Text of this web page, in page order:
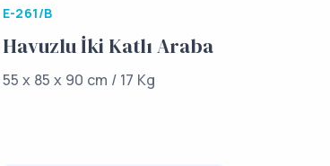
E-261/B
Havuzlu İki Katlı Araba
55 x 85 x 90 cm / 17 Kg